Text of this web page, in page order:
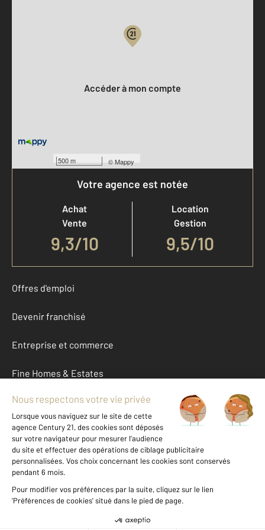
500 m ©Mappy
Accéder à mon compte
Votre agence est notée
Achat
Vente
9,3/10
Location
Gestion
9,5/10
Offres d'emploi
Devenir franchisé
Entreprise et commerce
Fine Homes & Estates
À propos
International
Nous contacter
Données personnelles